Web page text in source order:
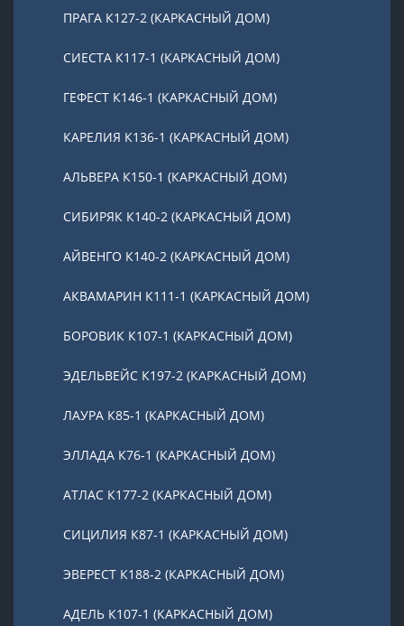
ПРАГА К127-2 (КАРКАСНЫЙ ДОМ)
СИЕСТА К117-1 (КАРКАСНЫЙ ДОМ)
ГЕФЕСТ К146-1 (КАРКАСНЫЙ ДОМ)
КАРЕЛИЯ К136-1 (КАРКАСНЫЙ ДОМ)
АЛЬВЕРА К150-1 (КАРКАСНЫЙ ДОМ)
СИБИРЯК К140-2 (КАРКАСНЫЙ ДОМ)
АЙВЕНГО К140-2 (КАРКАСНЫЙ ДОМ)
АКВАМАРИН К111-1 (КАРКАСНЫЙ ДОМ)
БОРОВИК К107-1 (КАРКАСНЫЙ ДОМ)
ЭДЕЛЬВЕЙС К197-2 (КАРКАСНЫЙ ДОМ)
ЛАУРА К85-1 (КАРКАСНЫЙ ДОМ)
ЭЛЛАДА К76-1 (КАРКАСНЫЙ ДОМ)
АТЛАС К177-2 (КАРКАСНЫЙ ДОМ)
СИЦИЛИЯ К87-1 (КАРКАСНЫЙ ДОМ)
ЭВЕРЕСТ К188-2 (КАРКАСНЫЙ ДОМ)
АДЕЛЬ К107-1 (КАРКАСНЫЙ ДОМ)